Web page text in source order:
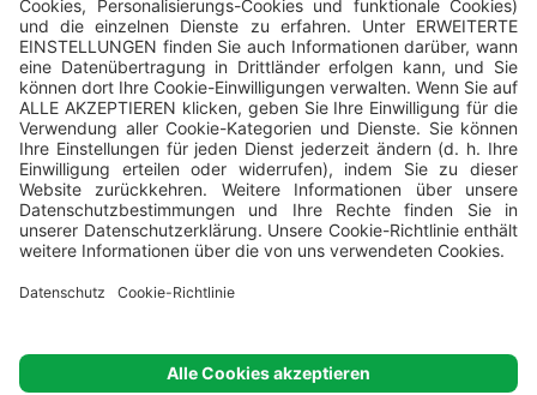
Der Betreiber aller Campingplätze ist das Unternehmen
Valamar Riviera, d.d, Stancija Kaligari 1, Poreč, Croatia.© Valamar